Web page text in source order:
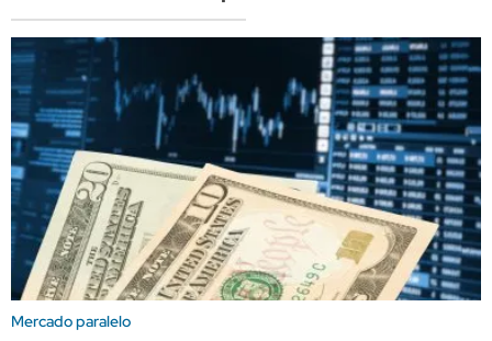
Mercado paralelo